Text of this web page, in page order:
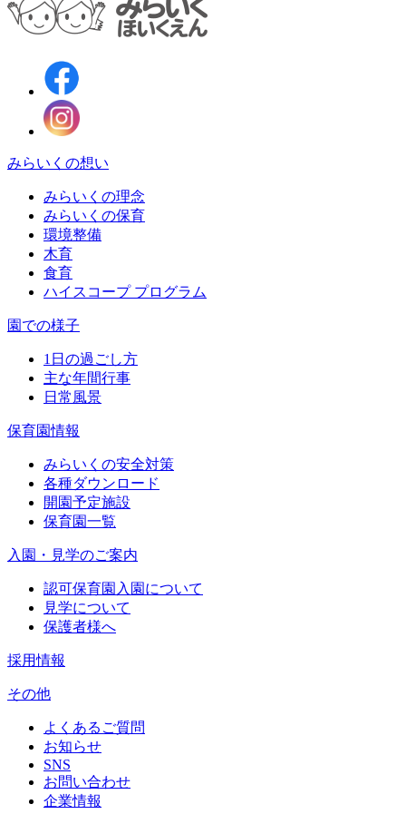
みらいくの想い
みらいくの理念
みらいくの保育
環境整備
木育
食育
ハイスコープ プログラム
園での様子
1日の過ごし方
主な年間行事
日常風景
保育園情報
みらいくの安全対策
各種ダウンロード
開園予定施設
保育園一覧
入園・見学のご案内
認可保育園入園について
見学について
保護者様へ
採用情報
その他
よくあるご質問
お知らせ
SNS
お問い合わせ
企業情報